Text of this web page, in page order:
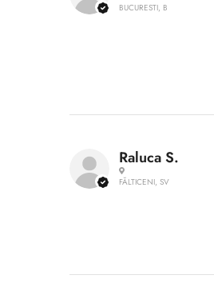
BUCURESTI, B
Raluca S.
FĂLTICENI, SV